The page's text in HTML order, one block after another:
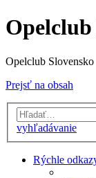
Opelclub Slovensko
Prejsť na obsah
vyhľadávanie
Rýchle